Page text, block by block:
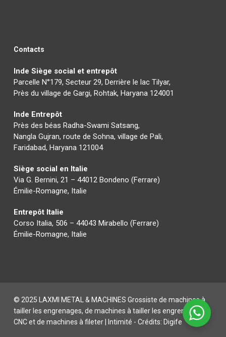
Contacts
Inde Siège social et entrepôt
Parcelle N°179, Secteur 29, Derrière le lac Tilyar,
Près du village de Gargi, Rohtak, Haryana 124001
Inde Entrepôt
Près des béas Radha-Swami Satsang,
Nangla Gujran, route de Sohna, village de Pali,
Faridabad, Haryana 121004
Siège social en Italie
Via G. Bernini, 21 – 44012 Bondeno (Ferrare)
Émilie-Romagne, Italie
Entrepôt Italie
Corso Italia, 506 – 44043 Mirabello (Ferrare)
Émilie-Romagne, Italie
© 2025 LAXMI METAL & MACHINES Grossiste de machines à
tailler les engrenages, de machines à tailler les engrenages
CNC et de machines à fileter |
Intimité - Crédits: Digife